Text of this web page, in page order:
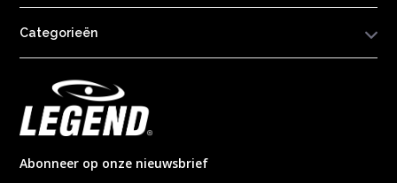
Categorieën
Abonneer op onze nieuwsbrief